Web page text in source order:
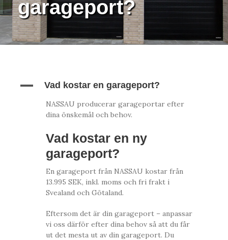
garageport?
A Vad kostar en garageport?
NASSAU producerar garageportar efter
dina önskemål och behov.
Vad kostar en ny
garageport?
En garageport från NASSAU kostar från
13.995 SEK, inkl. moms och fri frakt i
Svealand och Götaland.
Eftersom det är din garageport – anpassar
vi oss därför efter dina behov så att du får
ut det mesta ut av din garageport. Du